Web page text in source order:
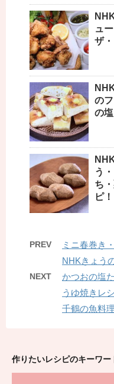
ュ
ザ
の
の
う
ち
ピ！
PREV
ミニ春巻き
NHKきょう
NEXT
かつおの塩
うゆ焼きレ
千鶴の魚料理
作りたいレシピのキーワー